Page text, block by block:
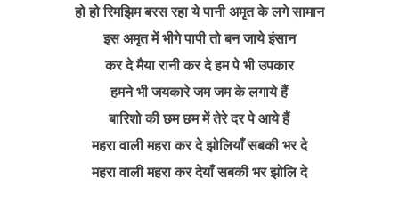
हो हो रिमझिम बरस रहा ये पानी अमृत के लगे सामान
इस अमृत में भीगे पापी तो बन जाये इंसान
कर दे मैया रानी कर दे हम पे भी उपकार
हमने भी जयकारे जम जम के लगाये हैं
बारिशो की छम छम में तेरे दर पे आये हैं
महरा वाली महरा कर दे झोलियाँ सबकी भर दे
महरा वाली महरा कर देयाँ सबकी भर झोलि दे